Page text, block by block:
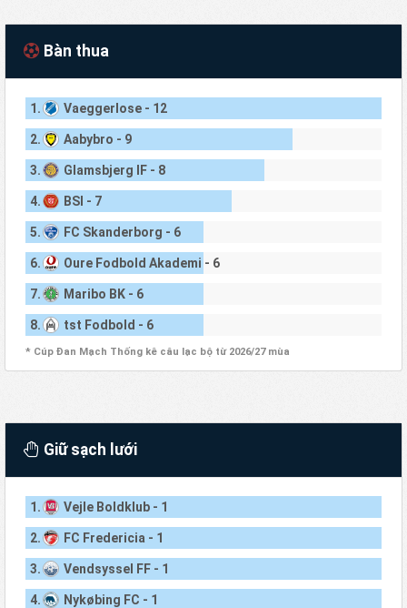
Bàn thua
1. Vaeggerlose - 12
2. Aabybro - 9
3. Glamsbjerg IF - 8
4. BSI - 7
5. FC Skanderborg - 6
6. Oure Fodbold Akademi - 6
7. Maribo BK - 6
8. tst Fodbold - 6
* Cúp Đan Mạch Thống kê câu lạc bộ từ 2026/27 mùa
Giữ sạch lưới
1. Vejle Boldklub - 1
2. FC Fredericia - 1
3. Vendsyssel FF - 1
4. Nykøbing FC - 1